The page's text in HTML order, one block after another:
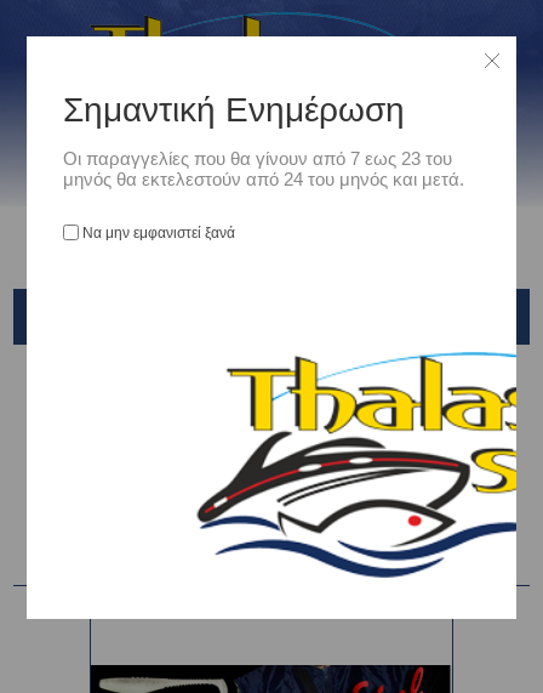
Είδη Αλιείας /
ΤΕΧΝΗΤΑ ΔΟΛΩΜΑΤΑ - ΤΣΑΠΑΡΙ - ΚΑΛΑΜΑΡΙΕΡΕΣ /
ΤΕΧΝΗΤΑ ΔΟΛΩΜΑΤΑ ΣΙΛΙΚΟΝΗΣ DRAGON / BELLY FISH PRO
Ταξινόμηση ανά
Σημαντική Ενημέρωση
Οι παραγγελίες που θα γίνουν από 7 εως 23 του
μηνός θα εκτελεστούν από 24 του μηνός και μετά.
Να μην εμφανιστεί ξανά